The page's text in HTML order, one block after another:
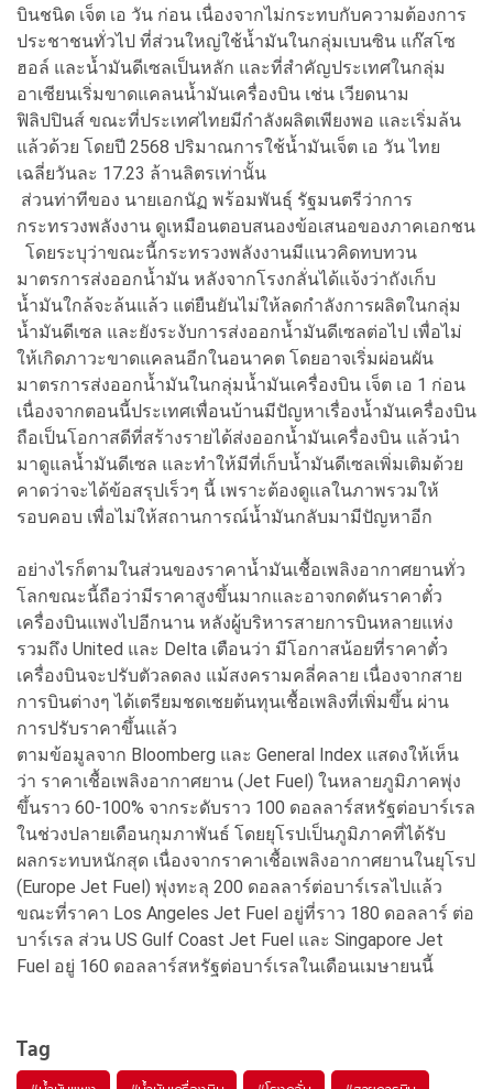
บินชนิด เจ็ต เอ วัน ก่อน เนื่องจากไม่กระทบกับความต้องการ
ประชาชนทั่วไป ที่ส่วนใหญ่ใช้น้ำมันในกลุ่มเบนซิน แก๊สโซ
ฮอล์ และน้ำมันดีเซลเป็นหลัก และที่สำคัญประเทศในกลุ่ม
อาเซียนเริ่มขาดแคลนน้ำมันเครื่องบิน เช่น เวียดนาม
ฟิลิปปินส์ ขณะที่ประเทศไทยมีกำลังผลิตเพียงพอ และเริ่มล้น
แล้วด้วย โดยปี 2568 ปริมาณการใช้น้ำมันเจ็ต เอ วัน ไทย
เฉลี่ยวันละ 17.23 ล้านลิตรเท่านั้น
ส่วนท่าทีของ นายเอกนัฏ พร้อมพันธุ์ รัฐมนตรีว่าการ
กระทรวงพลังงาน ดูเหมือนตอบสนองข้อเสนอของภาคเอกชน
โดยระบุว่าขณะนี้กระทรวงพลังงานมีแนวคิดทบทวน
มาตรการส่งออกน้ำมัน หลังจากโรงกลั่นได้แจ้งว่าถังเก็บ
น้ำมันใกล้จะล้นแล้ว แต่ยืนยันไม่ให้ลดกำลังการผลิตในกลุ่ม
น้ำมันดีเซล และยังระงับการส่งออกน้ำมันดีเซลต่อไป เพื่อไม่
ให้เกิดภาวะขาดแคลนอีกในอนาคต โดยอาจเริ่มผ่อนผัน
มาตรการส่งออกน้ำมันในกลุ่มน้ำมันเครื่องบิน เจ็ต เอ 1 ก่อน
เนื่องจากตอนนี้ประเทศเพื่อนบ้านมีปัญหาเรื่องน้ำมันเครื่องบิน
ถือเป็นโอกาสดีที่สร้างรายได้ส่งออกน้ำมันเครื่องบิน แล้วนำ
มาดูแลน้ำมันดีเซล และทำให้มีที่เก็บน้ำมันดีเซลเพิ่มเติมด้วย
คาดว่าจะได้ข้อสรุปเร็วๆ นี้ เพราะต้องดูแลในภาพรวมให้
รอบคอบ เพื่อไม่ให้สถานการณ์น้ำมันกลับมามีปัญหาอีก
อย่างไรก็ตามในส่วนของราคาน้ำมันเชื้อเพลิงอากาศยานทั่ว
โลกขณะนี้ถือว่ามีราคาสูงขึ้นมากและอาจกดดันราคาตั๋ว
เครื่องบินแพงไปอีกนาน หลังผู้บริหารสายการบินหลายแห่ง
รวมถึง United และ Delta เตือนว่า มีโอกาสน้อยที่ราคาตั๋ว
เครื่องบินจะปรับตัวลดลง แม้สงครามคลี่คลาย เนื่องจากสาย
การบินต่างๆ ได้เตรียมชดเชยต้นทุนเชื้อเพลิงที่เพิ่มขึ้น ผ่าน
การปรับราคาขึ้นแล้ว
ตามข้อมูลจาก Bloomberg และ General Index แสดงให้เห็น
ว่า ราคาเชื้อเพลิงอากาศยาน (Jet Fuel) ในหลายภูมิภาคพุ่ง
ขึ้นราว 60-100% จากระดับราว 100 ดอลลาร์สหรัฐต่อบาร์เรล
ในช่วงปลายเดือนกุมภาพันธ์ โดยยุโรปเป็นภูมิภาคที่ได้รับ
ผลกระทบหนักสุด เนื่องจากราคาเชื้อเพลิงอากาศยานในยุโรป
(Europe Jet Fuel) พุ่งทะลุ 200 ดอลลาร์ต่อบาร์เรลไปแล้ว
ขณะที่ราคา Los Angeles Jet Fuel อยู่ที่ราว 180 ดอลลาร์ ต่อ
บาร์เรล ส่วน US Gulf Coast Jet Fuel และ Singapore Jet
Fuel อยู่ 160 ดอลลาร์สหรัฐต่อบาร์เรลในเดือนเมษายนนี้
Tag